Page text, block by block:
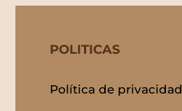
POLITICAS
Política de privacidad